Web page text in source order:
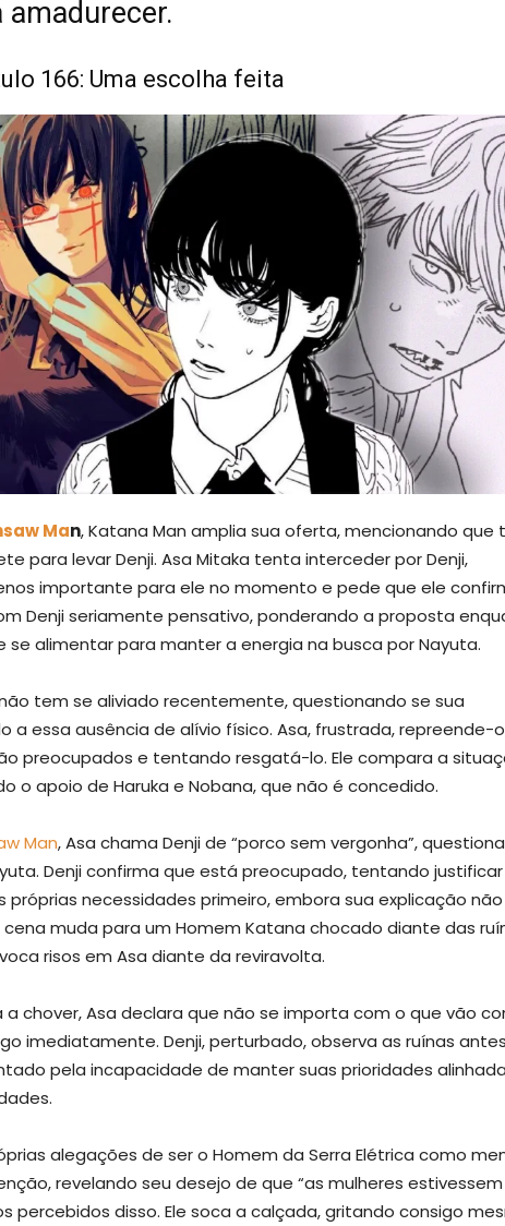
amadurecer.
166: Uma escolha feita
Man, Katana Man amplia sua oferta, mencionando que
para levar Denji. Asa Mitaka tenta interceder por Denji,
importante para ele no momento e pede que ele
Denji seriamente pensativo, ponderando a proposta
se alimentar para manter a energia na busca por Nayuta.
tem se aliviado recentemente, questionando se sua
a essa ausência de alívio físico. Asa, frustrada, repreende-
preocupados e tentando resgatá-lo. Ele compara a
o apoio de Haruka e Nobana, que não é concedido.
Man, Asa chama Denji de “porco sem vergonha”,
Denji confirma que está preocupado, tentando
necessidades primeiro, embora sua explicação
muda para um Homem Katana chocado diante das
risos em Asa diante da reviravolta.
chover, Asa declara que não se importa com o que vão
imediatamente. Denji, perturbado, observa as ruínas
pela incapacidade de manter suas prioridades
alegações de ser o Homem da Serra Elétrica como
revelando seu desejo de que “as mulheres
percebidos disso. Ele soca a calçada, gritando consigo